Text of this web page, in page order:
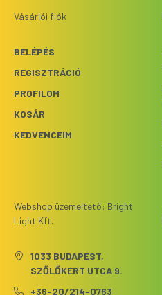
Vásárlói fiók
BELÉPÉS
REGISZTRÁCIÓ
PROFILOM
KOSÁR
KEDVENCEIM
Webshop üzemeltető: Bright
Light Kft.
1033 BUDAPEST,
SZŐLŐKERT UTCA 9.
+36-20/214-0763